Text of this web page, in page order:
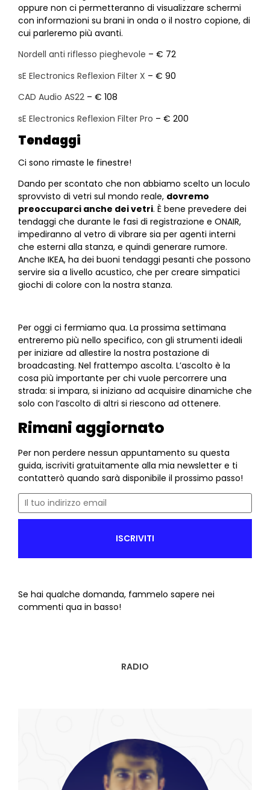
oppure non ci permetteranno di visualizzare schermi
con informazioni su brani in onda o il nostro copione, di
cui parleremo più avanti.
Nordell anti riflesso pieghevole – € 72
sE Electronics Reflexion Filter X – € 90
CAD Audio AS22 – € 108
sE Electronics Reflexion Filter Pro – € 200
Tendaggi
Ci sono rimaste le finestre!
Dando per scontato che non abbiamo scelto un loculo
sprovvisto di vetri sul mondo reale, dovremo
preoccuparci anche dei vetri. È bene prevedere dei
tendaggi che durante le fasi di registrazione e ONAIR,
impediranno al vetro di vibrare sia per agenti interni
che esterni alla stanza, e quindi generare rumore.
Anche IKEA, ha dei buoni tendaggi pesanti che possono
servire sia a livello acustico, che per creare simpatici
giochi di colore con la nostra stanza.
Per oggi ci fermiamo qua. La prossima settimana
entreremo più nello specifico, con gli strumenti ideali
per iniziare ad allestire la nostra postazione di
broadcasting. Nel frattempo ascolta. L’ascolto è la
cosa più importante per chi vuole percorrere una
strada: si impara, si iniziano ad acquisire dinamiche che
solo con l’ascolto di altri si riescono ad ottenere.
Rimani aggiornato
Per non perdere nessun appuntamento su questa
guida, iscriviti gratuitamente alla mia newsletter e ti
contatterò quando sarà disponibile il prossimo passo!
Se hai qualche domanda, fammelo sapere nei
commenti qua in basso!
RADIO